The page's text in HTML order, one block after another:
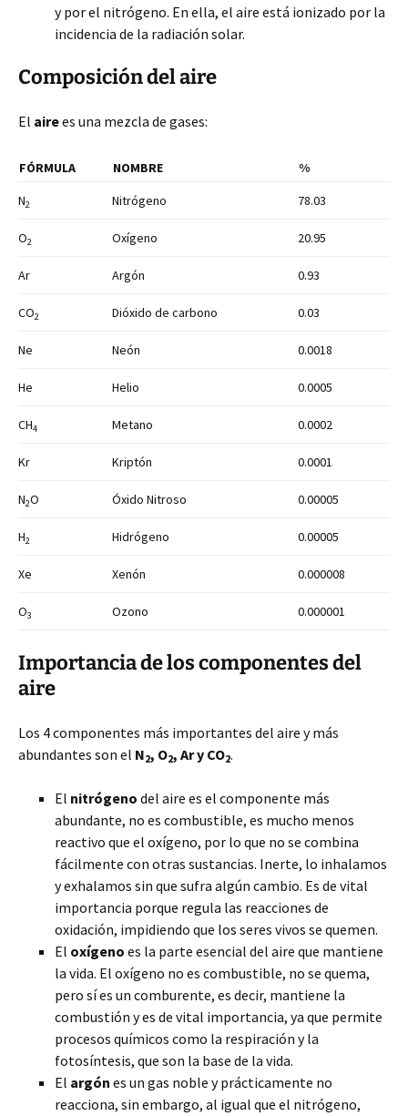
y por el nitrógeno. En ella, el aire está ionizado por la
incidencia de la radiación solar.
Composición del aire
El airees una mezcla de gases:
FÓRMULA NOMBRE
%
N2 Nitrógeno 78.03
O2 Oxígeno 20.95
Ar Argón 0.93
CO2 Dióxido de carbono 0.03
Ne Neón 0.0018
He Helio 0.0005
CH4 Metano 0.0002
Kr Kriptón 0.0001
N2O Óxido Nitroso 0.00005
H2 Hidrógeno 0.00005
Xe Xenón 0.000008
O3 Ozono 0.000001
Importancia de los componentes del
aire
Los 4 componentes más importantes del aire y más
abundantes son el N2, O2, Ar y CO2.
El nitrógeno del aire es el componente más
abundante, no es combustible, es mucho menos
reactivo que el oxígeno, por lo que no se combina
fácilmente con otras sustancias. Inerte, lo inhalamos
y exhalamos sin que sufra algún cambio. Es de vital
importancia porque regula las reacciones de
oxidación, impidiendo que los seres vivos se quemen.
El oxígeno es la parte esencial del aire que mantiene
la vida. El oxígeno no es combustible, no se quema,
pero sí es un comburente, es decir, mantiene la
combustión y es de vital importancia, ya que permite
procesos químicos como la respiración y la
fotosíntesis, que son la base de la vida.
El argón es un gas noble y prácticamente no
reacciona, sin embargo, al igual que el nitrógeno,